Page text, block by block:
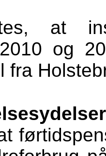
at
og
fra